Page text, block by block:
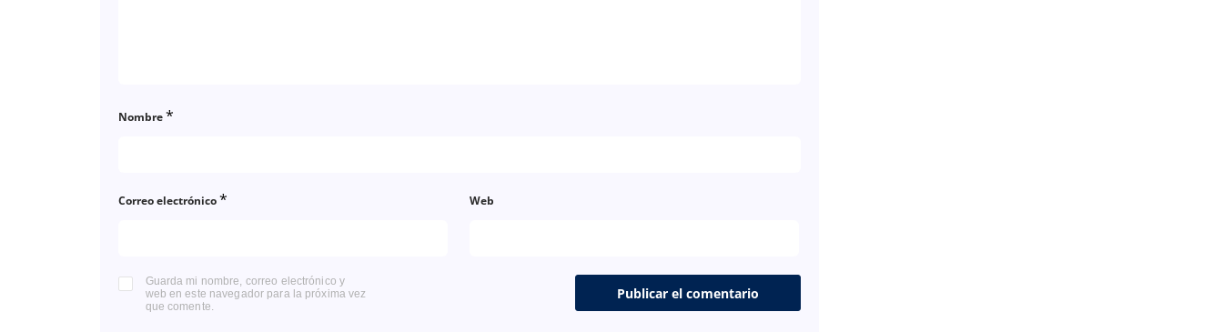
Nombre*
Correo electrónico* Web
Guarda mi nombre, correo electrónico y
web en este navegador para la próxima vez
que comente.